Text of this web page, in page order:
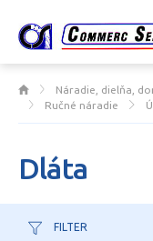
Náradie, dielňa,
Ručné náradie
Dláta
FILTER